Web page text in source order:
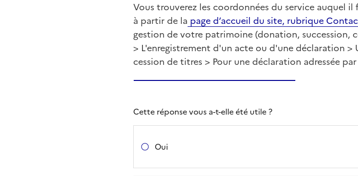
Vous trouverez les coordonnées du service auquel
à partir de la page d’accueil du site, rubrique
gestion de votre patrimoine (donation, succession,
> L'enregistrement d'un acte ou d'une déclaration
cession de titres > Pour une déclaration adressée
Cette réponse vous a-t-elle été utile ?
Oui